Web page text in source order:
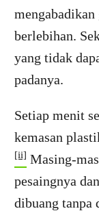
berlebihan.
yang tidak
padanya.
Setiap menit
kemasan
[ii] Masing-
pesaingnya
dibuang tanpa